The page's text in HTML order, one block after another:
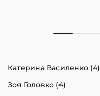
Катерина Василенко (4)
Зоя Головко (4)